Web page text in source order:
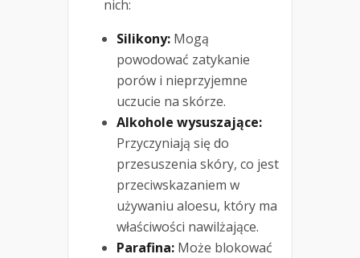
nich:
Silikony: Mogą
powodować zatykanie
porów i nieprzyjemne
uczucie na skórze.
Alkohole wysuszające:
Przyczyniają się do
przesuszenia skóry, co jest
przeciwskazaniem w
używaniu aloesu, który ma
właściwości nawilżające.
Parafina: Może blokować